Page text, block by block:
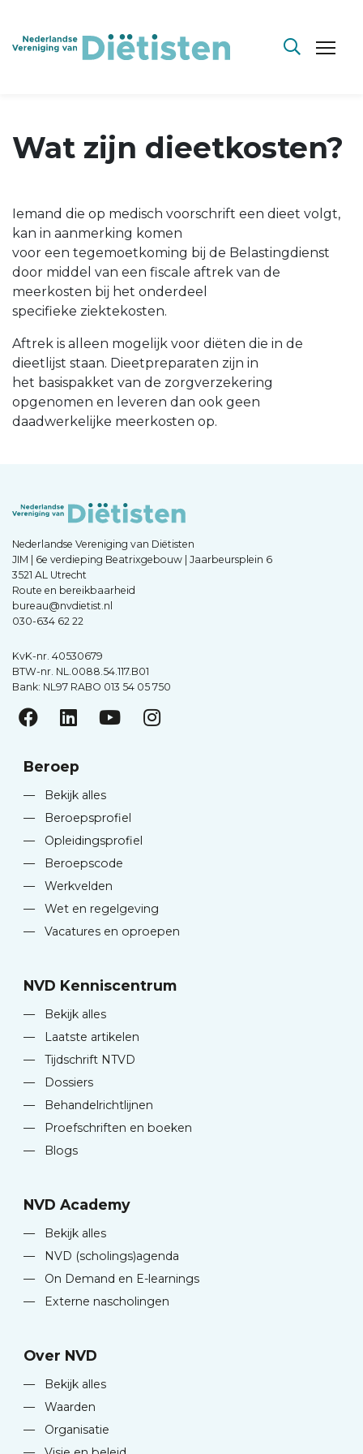
Wat zijn dieetkosten?
Iemand die op medisch voorschrift een dieet volgt,
kan in aanmerking komen
voor een tegemoetkoming bij de Belastingdienst
door middel van een fiscale aftrek van de
meerkosten bij het onderdeel
specifieke ziektekosten.
Aftrek is alleen mogelijk voor diëten die in de
dieetlijst staan. Dieetpreparaten zijn in
het basispakket van de zorgverzekering
opgenomen en leveren dan ook geen
daadwerkelijke meerkosten op.
Nederlandse Vereniging van Diëtisten
JIM | 6e verdieping Beatrixgebouw | Jaarbeursplein 6
3521 AL Utrecht
Route en bereikbaarheid
bureau@nvdietist.nl
030-634 62 22
KvK-nr. 40530679
BTW-nr. NL.0088.54.117.B01
Bank: NL97 RABO 013 54 05 750
Beroep
—
Bekijk alles
—
Beroepsprofiel
—
Opleidingsprofiel
—
Beroepscode
—
Werkvelden
—
Wet en regelgeving
—
Vacatures en oproepen
NVD Kenniscentrum
—
Bekijk alles
—
Laatste artikelen
—
Tijdschrift NTVD
—
Dossiers
—
Behandelrichtlijnen
—
Proefschriften en boeken
—
Blogs
NVD Academy
—
Bekijk alles
—
NVD (scholings)agenda
—
On Demand en E-learnings
—
Externe nascholingen
Over NVD
—
Bekijk alles
—
Waarden
—
Organisatie